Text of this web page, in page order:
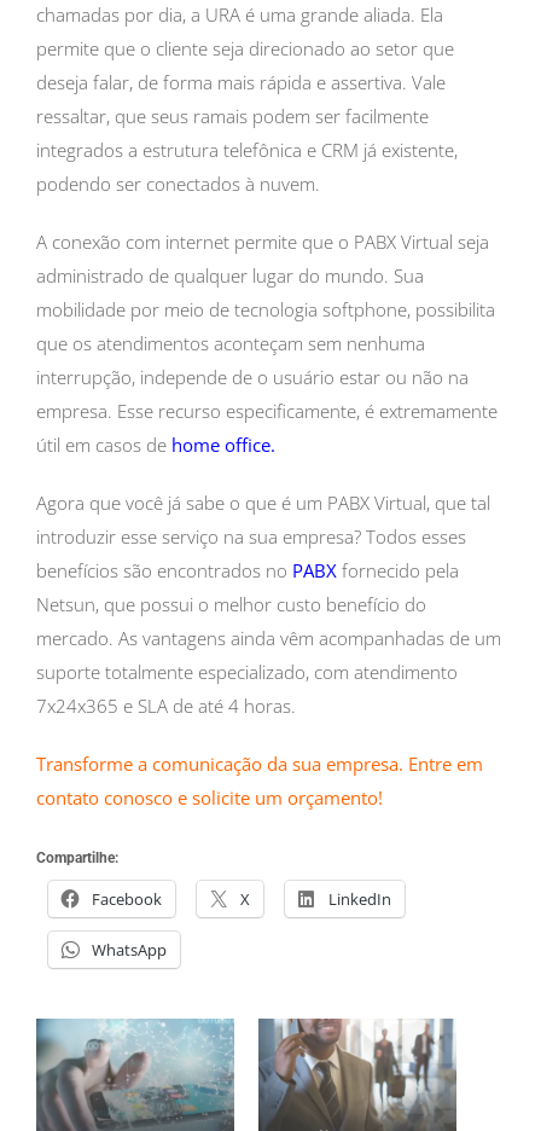
chamadas por dia, a URA é uma grande aliada. Ela
permite que o cliente seja direcionado ao setor que
deseja falar, de forma mais rápida e assertiva. Vale
ressaltar, que seus ramais podem ser facilmente
integrados a estrutura telefônica e CRM já existente,
podendo ser conectados à nuvem.
A conexão com internet permite que o PABX Virtual seja
administrado de qualquer lugar do mundo. Sua
mobilidade por meio de tecnologia softphone, possibilita
que os atendimentos aconteçam sem nenhuma
interrupção, independe de o usuário estar ou não na
empresa. Esse recurso especificamente, é extremamente
útil em casos de home office.
Agora que você já sabe o que é um PABX Virtual, que tal
introduzir esse serviço na sua empresa? Todos esses
benefícios são encontrados no PABX fornecido pela
Netsun, que possui o melhor custo benefício do
mercado. As vantagens ainda vêm acompanhadas de um
suporte totalmente especializado, com atendimento
7x24x365 e SLA de até 4 horas.
Transforme a comunicação da sua empresa. Entre em
contato conosco e solicite um orçamento!
Compartilhe:
Facebook X LinkedIn
WhatsApp